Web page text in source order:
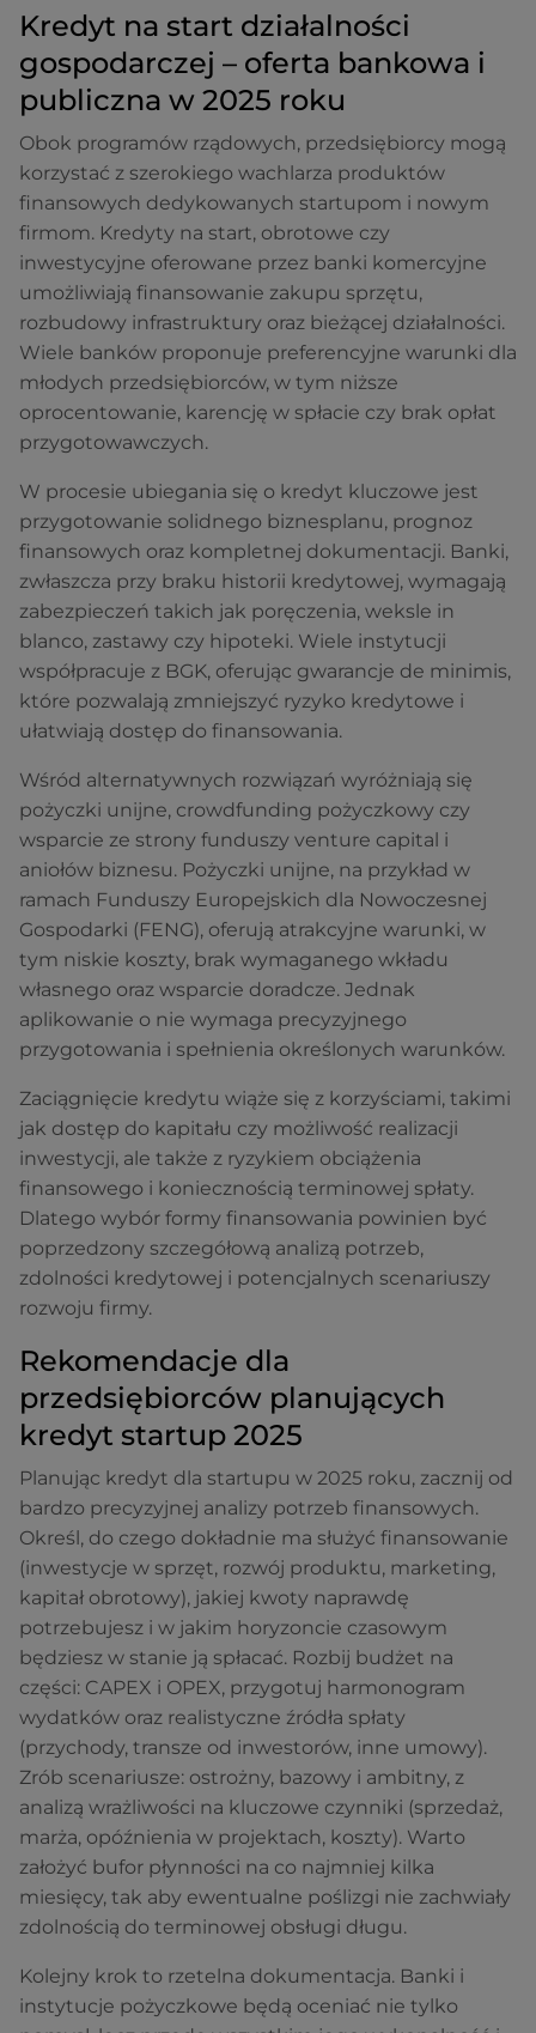
Kredyt na start działalności
gospodarczej – oferta bankowa i
publiczna w 2025 roku
Obok programów rządowych, przedsiębiorcy mogą
korzystać z szerokiego wachlarza produktów
finansowych dedykowanych startupom i nowym
firmom. Kredyty na start, obrotowe czy
inwestycyjne oferowane przez banki komercyjne
umożliwiają finansowanie zakupu sprzętu,
rozbudowy infrastruktury oraz bieżącej działalności.
Wiele banków proponuje preferencyjne warunki dla
młodych przedsiębiorców, w tym niższe
oprocentowanie, karencję w spłacie czy brak opłat
przygotowawczych.
W procesie ubiegania się o kredyt kluczowe jest
przygotowanie solidnego biznesplanu, prognoz
finansowych oraz kompletnej dokumentacji. Banki,
zwłaszcza przy braku historii kredytowej, wymagają
zabezpieczeń takich jak poręczenia, weksle in
blanco, zastawy czy hipoteki. Wiele instytucji
współpracuje z BGK, oferując gwarancje de minimis,
które pozwalają zmniejszyć ryzyko kredytowe i
ułatwiają dostęp do finansowania.
Wśród alternatywnych rozwiązań wyróżniają się
pożyczki unijne, crowdfunding pożyczkowy czy
wsparcie ze strony funduszy venture capital i
aniołów biznesu. Pożyczki unijne, na przykład w
ramach Funduszy Europejskich dla Nowoczesnej
Gospodarki (FENG), oferują atrakcyjne warunki, w
tym niskie koszty, brak wymaganego wkładu
własnego oraz wsparcie doradcze. Jednak
aplikowanie o nie wymaga precyzyjnego
przygotowania i spełnienia określonych warunków.
Zaciągnięcie kredytu wiąże się z korzyściami, takimi
jak dostęp do kapitału czy możliwość realizacji
inwestycji, ale także z ryzykiem obciążenia
finansowego i koniecznością terminowej spłaty.
Dlatego wybór formy finansowania powinien być
poprzedzony szczegółową analizą potrzeb,
zdolności kredytowej i potencjalnych scenariuszy
rozwoju firmy.
Rekomendacje dla
przedsiębiorców planujących
kredyt startup 2025
Planując kredyt dla startupu w 2025 roku, zacznij od
bardzo precyzyjnej analizy potrzeb finansowych.
Określ, do czego dokładnie ma służyć finansowanie
(inwestycje w sprzęt, rozwój produktu, marketing,
kapitał obrotowy), jakiej kwoty naprawdę
potrzebujesz i w jakim horyzoncie czasowym
będziesz w stanie ją spłacać. Rozbij budżet na
części: CAPEX i OPEX, przygotuj harmonogram
wydatków oraz realistyczne źródła spłaty
(przychody, transze od inwestorów, inne umowy).
Zrób scenariusze: ostrożny, bazowy i ambitny, z
analizą wrażliwości na kluczowe czynniki (sprzedaż,
marża, opóźnienia w projektach, koszty). Warto
założyć bufor płynności na co najmniej kilka
miesięcy, tak aby ewentualne poślizgi nie zachwiały
zdolnością do terminowej obsługi długu.
Kolejny krok to rzetelna dokumentacja. Banki i
instytucje pożyczkowe będą oceniać nie tylko